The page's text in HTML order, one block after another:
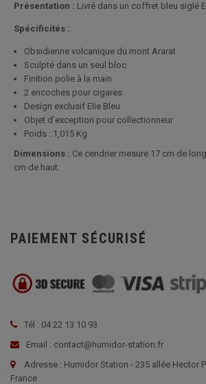
Présentation : Livré dans un coffret bleu siglé
Spécificités :
Obsidienne volcanique du mont Ararat
Sculpté dans un seul bloc
Finition polie à la main
2 encoches pour cigares
Design exclusif Elie Bleu
Objet d’exception pour collectionneur
Poids : 1,015 Kg
Dimensions : Ce cendrier mesure 17 cm de
cm de haut.
PAIEMENT SÉCURISÉ
Tél : 04 22 13 10 93
Email : contact@humidor-station.fr
Adresse : Humidor Station - 235 allée Hector
France